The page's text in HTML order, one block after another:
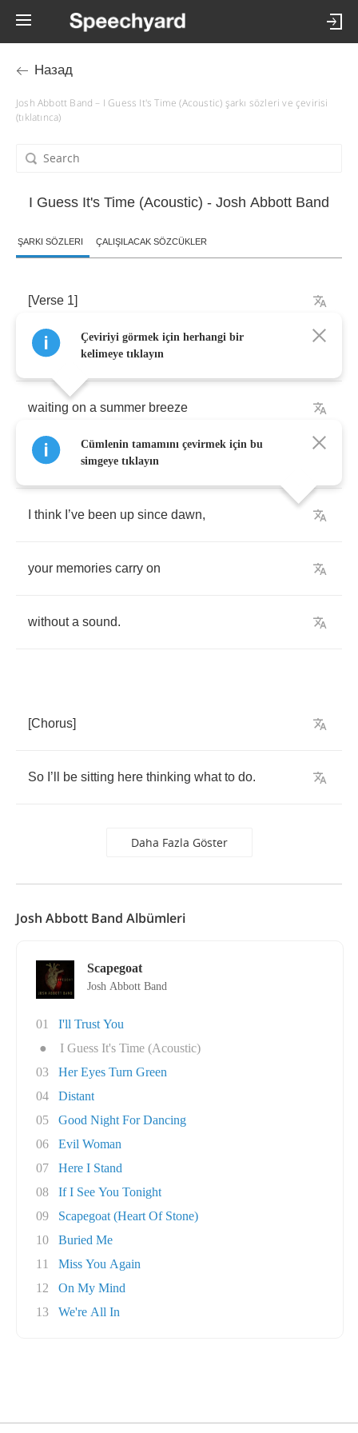
Назад
Josh Abbott Band – I Guess It's Time (Acoustic) şarkı sözleri ve çevirisi
(tıklatınca)
I Guess It's Time (Acoustic) - Josh Abbott Band
ŞARKI SÖZLERI ÇALIŞILACAK SÖZCÜKLER
[Verse 1]
’m sitting under pine and
waiting on a summer breeze
to cool me down .
think ’ve been up since dawn,
your memories carry on
without a sound.
[Chorus]
So ’ be sitting here thinking what to do.
Daha Fazla Göster
Çeviriyi görmek için herhangi bir
kelimeye tıklayın
Cümlenin tamamını çevirmek için bu
simgeye tıklayın
Josh Abbott Band Albümleri
Scapegoat
Josh Abbott Band
01
I'll Trust You
●
I Guess It's Time (Acoustic)
03
Her Eyes Turn Green
04
Distant
05
Good Night For Dancing
06
Evil Woman
07
Here I Stand
08
If I See You Tonight
09
Scapegoat (Heart Of Stone)
10
Buried Me
11
Miss You Again
12
On My Mind
13
We're All In